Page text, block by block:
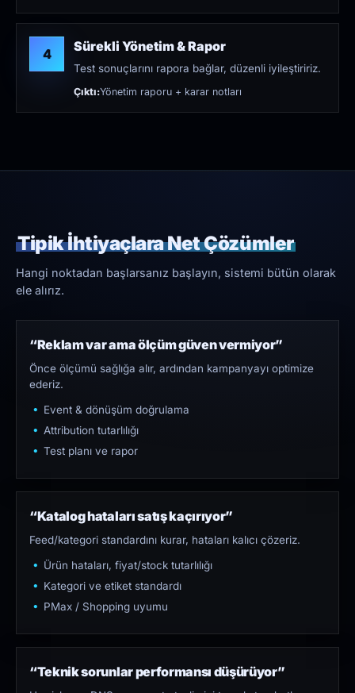
4 Sürekli Yönetim & Rapor
Test sonuçlarını rapora bağlar, düzenli iyileştiririz.
Çıktı:Yönetim raporu + karar notları
Tipik İhtiyaçlara Net Çözümler
Hangi noktadan başlarsanız başlayın, sistemi bütün olarak
ele alırız.
“Reklam var ama ölçüm güven vermiyor”
Önce ölçümü sağlığa alır, ardından kampanyayı optimize
ederiz.
Event & dönüşüm doğrulama
Attribution tutarlılığı
Test planı ve rapor
“Katalog hataları satış kaçırıyor”
Feed/kategori standardını kurar, hataları kalıcı çözeriz.
Ürün hataları, fiyat/stock tutarlılığı
Kategori ve etiket standardı
PMax / Shopping uyumu
“Teknik sorunlar performansı düşürüyor”